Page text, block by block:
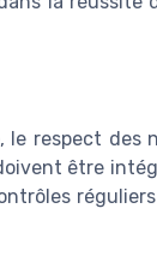
respect des
être